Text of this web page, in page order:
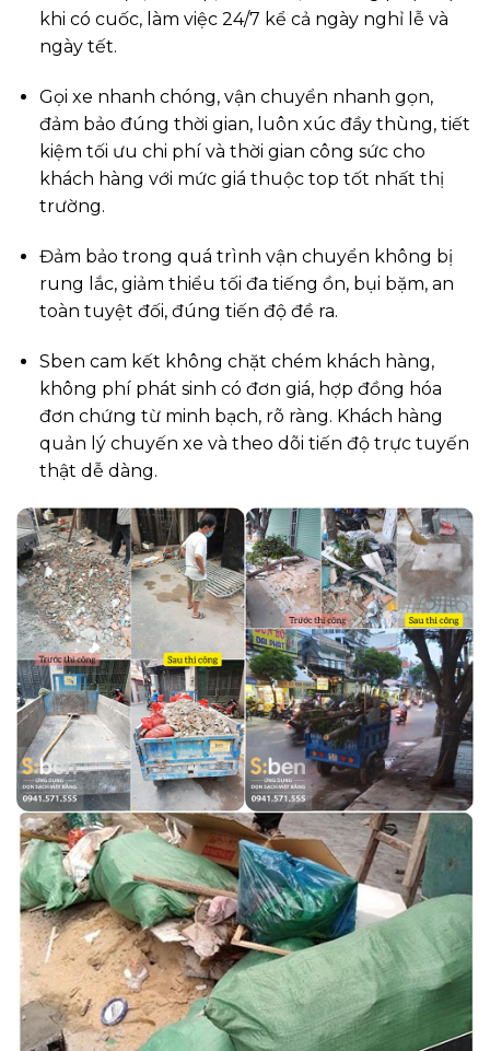
khi có cuốc, làm việc 24/7 kể cả ngày nghỉ lễ và
ngày tết.
Gọi xe nhanh chóng, vận chuyển nhanh gọn,
đảm bảo đúng thời gian, luôn xúc đầy thùng, tiết
kiệm tối ưu chi phí và thời gian công sức cho
khách hàng với mức giá thuộc top tốt nhất thị
trường.
Đảm bảo trong quá trình vận chuyển không bị
rung lắc, giảm thiểu tối đa tiếng ồn, bụi bặm, an
toàn tuyệt đối, đúng tiến độ đề ra.
Sben cam kết không chặt chém khách hàng,
không phí phát sinh có đơn giá, hợp đồng hóa
đơn chứng từ minh bạch, rõ ràng. Khách hàng
quản lý chuyến xe và theo dõi tiến độ trực tuyến
thật dễ dàng.